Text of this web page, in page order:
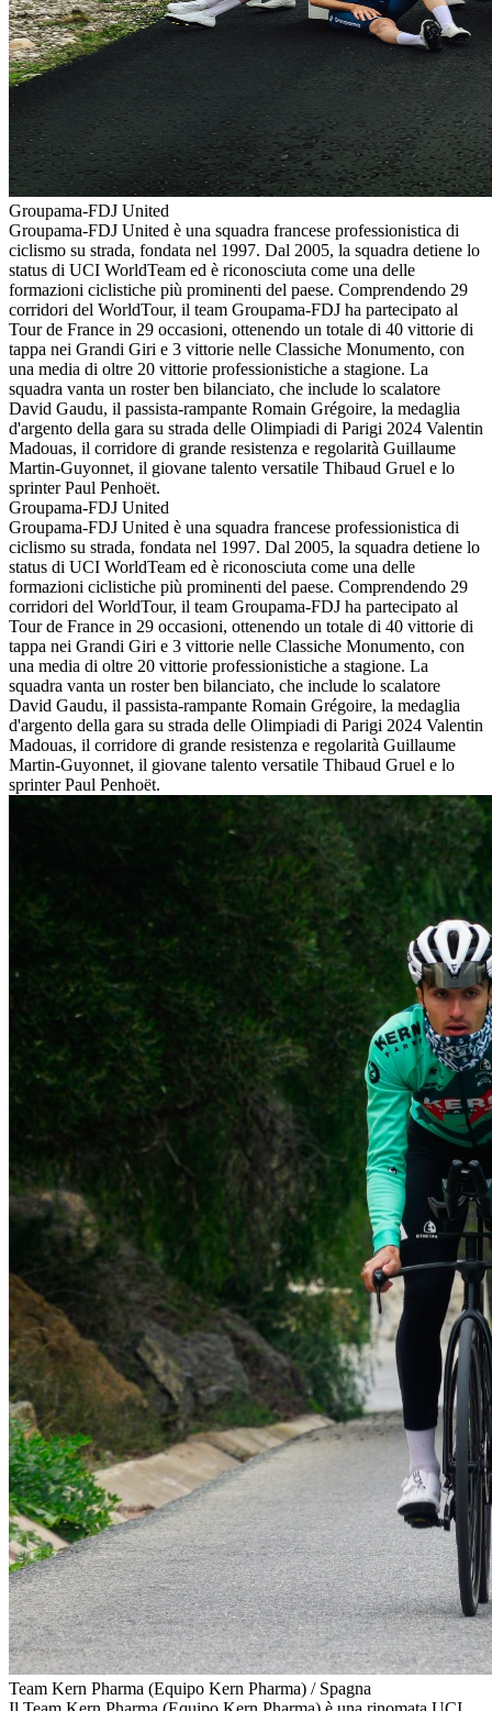
Groupama-FDJ United
Groupama-FDJ United è una squadra francese professionistica di
ciclismo su strada, fondata nel 1997. Dal 2005, la squadra detiene lo
status di UCI WorldTeam ed è riconosciuta come una delle
formazioni ciclistiche più prominenti del paese. Comprendendo 29
corridori del WorldTour, il team Groupama-FDJ ha partecipato al
Tour de France in 29 occasioni, ottenendo un totale di 40 vittorie di
tappa nei Grandi Giri e 3 vittorie nelle Classiche Monumento, con
una media di oltre 20 vittorie professionistiche a stagione. La
squadra vanta un roster ben bilanciato, che include lo scalatore
David Gaudu, il passista-rampante Romain Grégoire, la medaglia
d'argento della gara su strada delle Olimpiadi di Parigi 2024 Valentin
Madouas, il corridore di grande resistenza e regolarità Guillaume
Martin‑Guyonnet, il giovane talento versatile Thibaud Gruel e lo
sprinter Paul Penhoët.
Groupama-FDJ United
Groupama-FDJ United è una squadra francese professionistica di
ciclismo su strada, fondata nel 1997. Dal 2005, la squadra detiene lo
status di UCI WorldTeam ed è riconosciuta come una delle
formazioni ciclistiche più prominenti del paese. Comprendendo 29
corridori del WorldTour, il team Groupama-FDJ ha partecipato al
Tour de France in 29 occasioni, ottenendo un totale di 40 vittorie di
tappa nei Grandi Giri e 3 vittorie nelle Classiche Monumento, con
una media di oltre 20 vittorie professionistiche a stagione. La
squadra vanta un roster ben bilanciato, che include lo scalatore
David Gaudu, il passista-rampante Romain Grégoire, la medaglia
d'argento della gara su strada delle Olimpiadi di Parigi 2024 Valentin
Madouas, il corridore di grande resistenza e regolarità Guillaume
Martin‑Guyonnet, il giovane talento versatile Thibaud Gruel e lo
sprinter Paul Penhoët.
Team Kern Pharma (Equipo Kern Pharma) / Spagna